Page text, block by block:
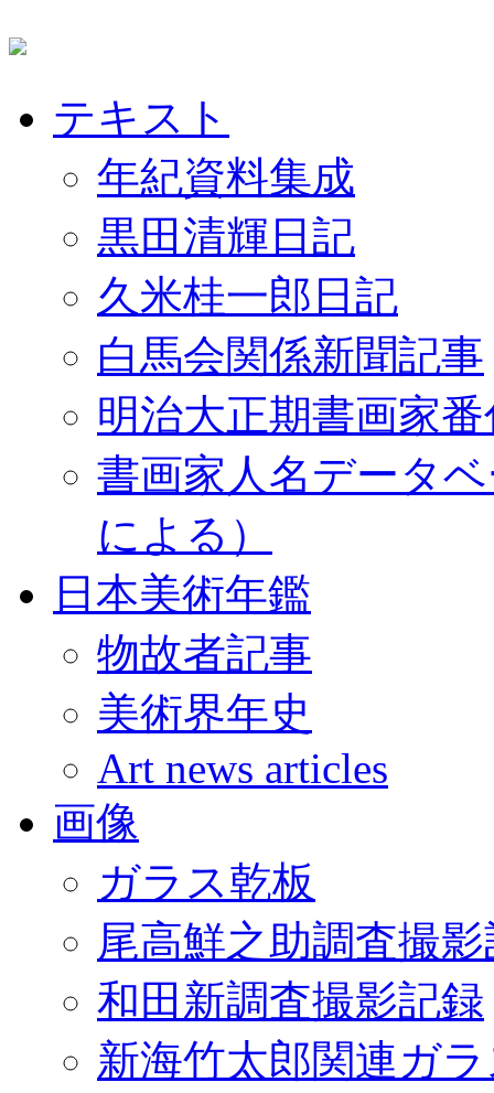
テキスト
年紀資料集成
黒田清輝日記
久米桂一郎日記
白馬会関係新聞記事
明治大正期書画家
書画家人名データ
による）
日本美術年鑑
物故者記事
美術界年史
Art news articles
画像
ガラス乾板
尾高鮮之助調査撮
和田新調査撮影記録
新海竹太郎関連ガ